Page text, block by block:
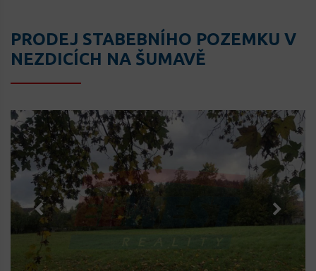
PRODEJ STABEBNÍHO POZEMKU V
NEZDICÍCH NA ŠUMAVĚ